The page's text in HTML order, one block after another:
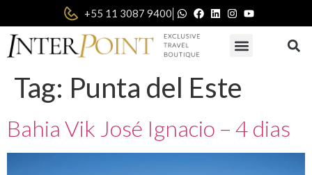
+55 11 3087 9400|
Tag: Punta del Este
Bahia Vik José Ignacio – 4 dias